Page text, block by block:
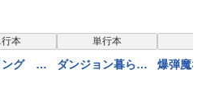
本
ング 最
単行本
ダンジョン暮らし
爆弾魔な